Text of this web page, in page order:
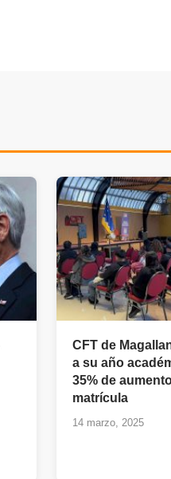
CFT de
a su año
35% de
matrícula
14 marzo, 2025